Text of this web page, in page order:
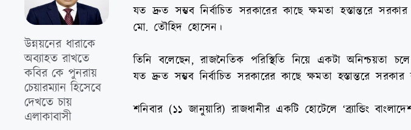
উন্নয়নের ধারাকে
অব্যাহত রাখতে
কবির কে পুনরায়
চেয়ারম্যান হিসেবে
দেখতে চায়
এলাকাবাসী
যত দ্রুত সম্ভব নির্বাচিত সরকারের কাছে ক্ষমতা হস্তান্তরে
মো. তৌহিদ হোসেন।
তিনি বলেছেন, রাজনৈতিক পরিস্থিতি নিয়ে একটা অনিশ্চয়তা
যত দ্রুত সম্ভব নির্বাচিত সরকারের কাছে ক্ষমতা হস্তান্তরে
শনিবার (১১ জানুয়ারি) রাজধানীর একটি হোটেলে ‘ব্র্যান্ডিং